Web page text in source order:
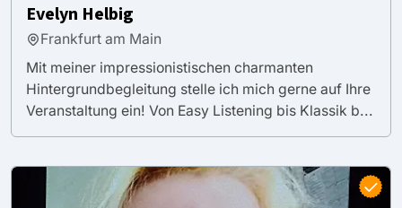
Evelyn Helbig
Frankfurt am Main
Mit meiner impressionistischen charmanten
Hintergrundbegleitung stelle ich mich gerne auf Ihre
Veranstaltung ein! Von Easy Listening bis Klassik b...